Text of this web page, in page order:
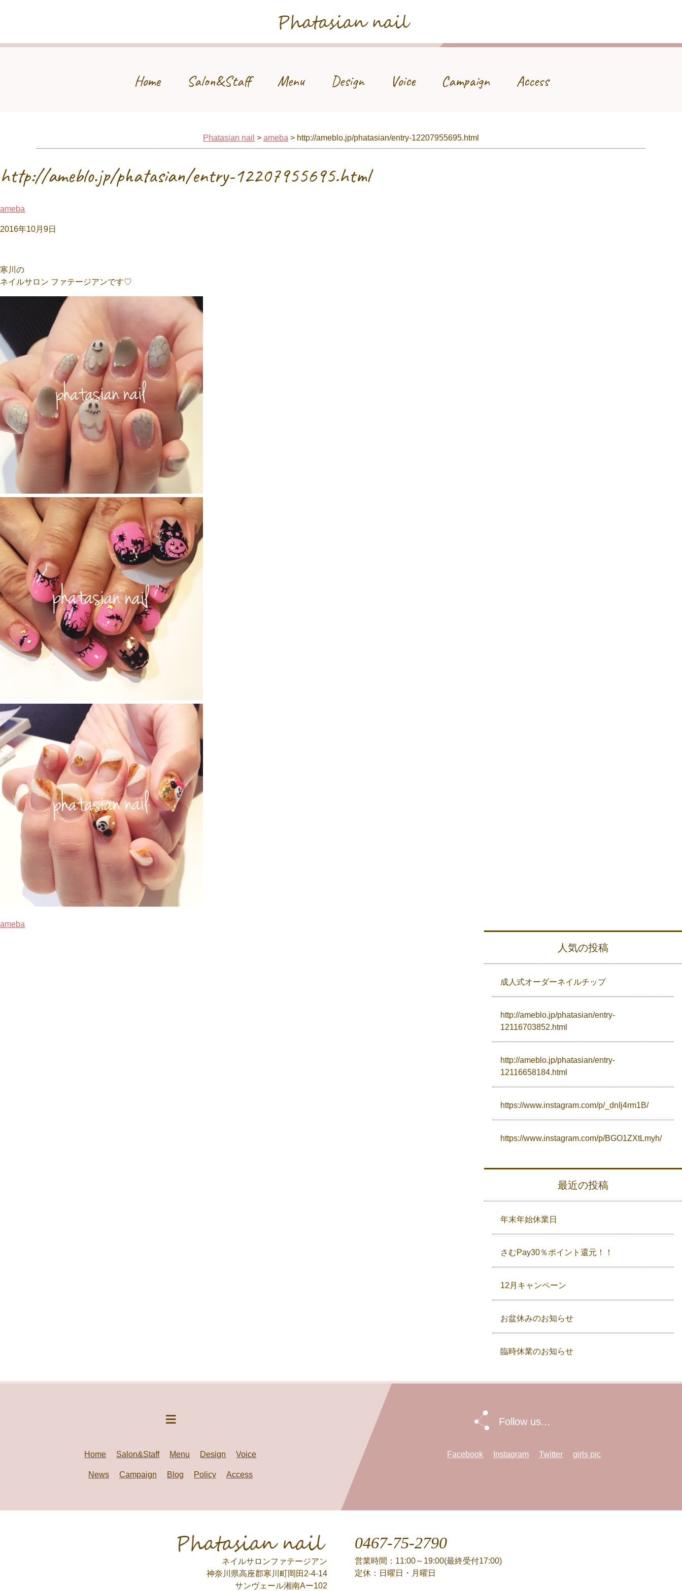
Phatasian nail
Home Salon&Staff Menu Design Voice Campaign Access
Phatasian nail > ameba > http://ameblo.jp/phatasian/entry-12207955695.html
http://ameblo.jp/phatasian/entry-12207955695.html
ameba
2016年10月9日
寒川の
ネイルサロン ファテージアンです♡
ameba
人気の投稿
成人式オーダーネイルチップ
http://ameblo.jp/phatasian/entry-
12116703852.html
http://ameblo.jp/phatasian/entry-
12116658184.html
https://www.instagram.com/p/_dnIj4rm1B/
https://www.instagram.com/p/BGO1ZXtLmyh/
最近の投稿
年末年始休業日
さむPay30％ポイント還元！！
12月キャンペーン
お盆休みのお知らせ
臨時休業のお知らせ
Home Salon&Staff Menu Design Voice
News Campaign Blog Policy Access
Follow us...
Facebook Instagram Twitter girls pic
Phatasian nail
ネイルサロンファテージアン
神奈川県高座郡寒川町岡田2-4-14
サンヴェール湘南Aー102
0467-75-2790
営業時間：11:00～19:00(最終受付17:00)
定休：日曜日・月曜日